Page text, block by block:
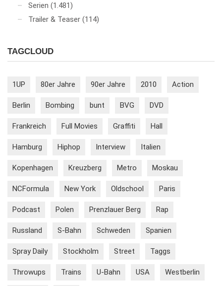
Serien (1.481)
Trailer & Teaser (114)
TAGCLOUD
1UP 80er Jahre 90er Jahre 2010 Action
Berlin Bombing bunt BVG DVD
Frankreich Full Movies Graffiti Hall
Hamburg Hiphop Interview Italien
Kopenhagen Kreuzberg Metro Moskau
NCFormula New York Oldschool Paris
Podcast Polen Prenzlauer Berg Rap
Russland S-Bahn Schweden Spanien
Spray Daily Stockholm Street Taggs
Throwups Trains U-Bahn USA Westberlin